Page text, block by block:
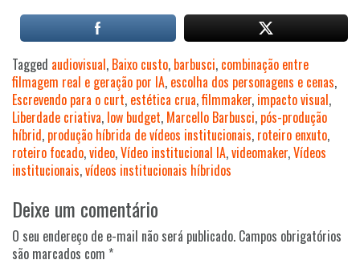
Tagged audiovisual, Baixo custo, barbusci, combinação entre
filmagem real e geração por IA, escolha dos personagens e cenas,
Escrevendo para o curt, estética crua,filmmaker, impacto visual,
Liberdade criativa, low budget, Marcello Barbusci, pós-produção
híbrid, produção híbrida de vídeos institucionais, roteiro enxuto,
roteiro focado,video,Vídeo institucional IA,videomaker,Vídeos
institucionais,vídeos institucionais híbridos
de
Post
Deixe um comentário
O seu endereço de e-mail não será publicado. Campos obrigatórios
são marcados com *